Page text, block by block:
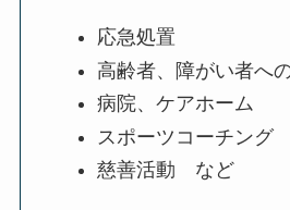
応急処置
高齢者、障がい者へ
病院、ケアホーム
スポーツコーチング
慈善活動 など